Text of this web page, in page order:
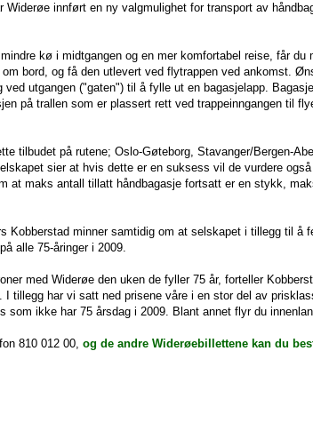
Widerøe innført en ny valgmulighet for transport av
kø i midtgangen og en mer komfortabel reise, får du
om bord, og få den utlevert ved flytrappen ved ankomst.
ved utgangen ("gaten") til å fylle ut en bagasjelapp.
på trallen som er plassert rett ved trappeinngangen til
tilbudet på rutene; Oslo-Gøteborg, Stavanger/Bergen-
sier at hvis dette er en suksess vil de vurdere
at maks antall tillatt håndbagasje fortsatt er en stykk,
Kobberstad minner samtidig om at selskapet i tillegg til å
alle 75-åringer i 2009.
med Widerøe den uken de fyller 75 år, forteller
I tillegg har vi satt ned prisene våre i en stor del av
som ikke har 75 årsdag i 2009. Blant annet flyr du
810 012 00, og de andre Widerøebillettene kan du